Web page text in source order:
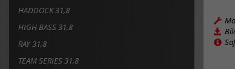
HADDOCK 31,8
HIGH BASS 31,8
RAY 31,8
TEAM SERIES 31,8